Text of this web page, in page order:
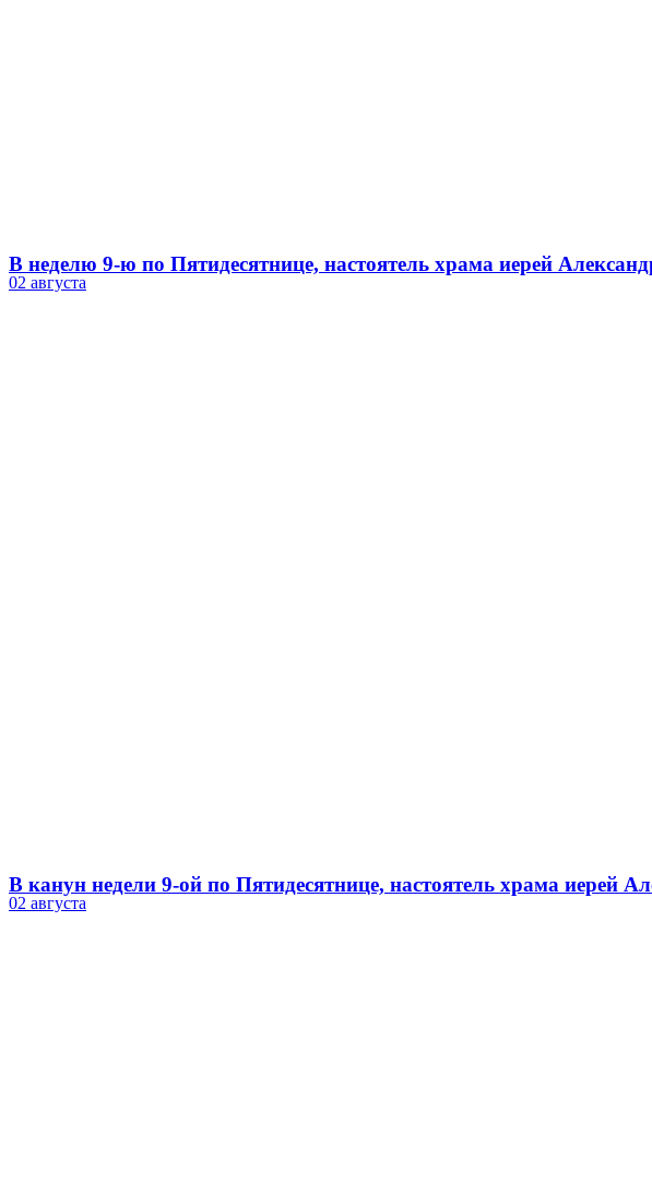
В неделю 9-ю по Пятидесятнице, настоятель храма иерей
02 августа
В канун недели 9-ой по Пятидесятнице, настоятель храма иерей
02 августа